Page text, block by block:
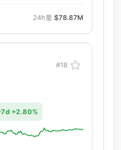
24h量 $78.87M
#18
7d +2.80%